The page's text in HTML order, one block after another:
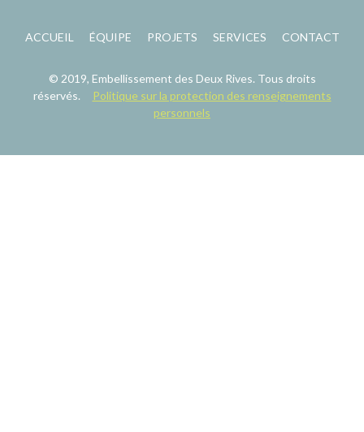
ACCUEIL ÉQUIPE PROJETS SERVICES CONTACT
© 2019, Embellissement des Deux Rives. Tous droits
réservés.
Politique sur la protection des renseignements
personnels